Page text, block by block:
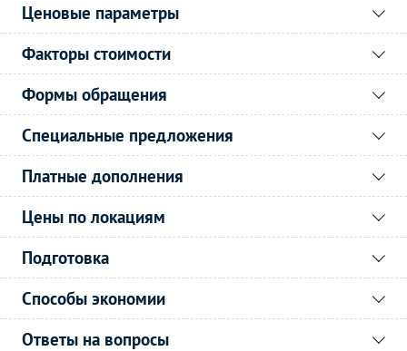
Ценовые параметры
Факторы стоимости
Формы обращения
Специальные предложения
Платные дополнения
Цены по локациям
Подготовка
Способы экономии
Ответы на вопросы